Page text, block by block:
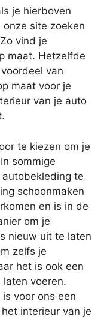
je hierboven
site zoeken
vind je
maat. Hetzelfde
van
maat voor je
van je auto
te kiezen om je
sommige
te
schoonmaken
en is in de
om je
nieuw uit te laten
zelfs je
het is ook een
voeren.
voor ons een
interieur van je